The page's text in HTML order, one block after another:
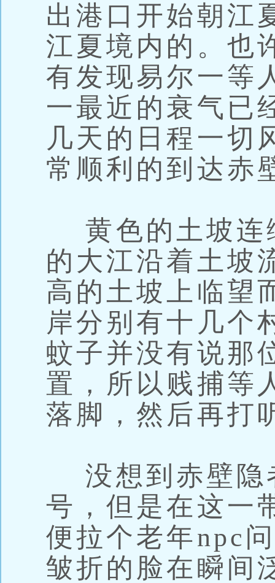
出港口开始朝江
江夏境内的。也
有发现易尔一等
一最近的衰气已
几天的日程一切
常顺利的到达赤
黄色的土坡连
的大江沿着土坡
高的土坡上临望
岸分别有十几个
蚊子并没有说那
置，所以贱捕等
落脚，然后再打
没想到赤壁隐
号，但是在这一
便拉个老年npc
皱折的脸在瞬间